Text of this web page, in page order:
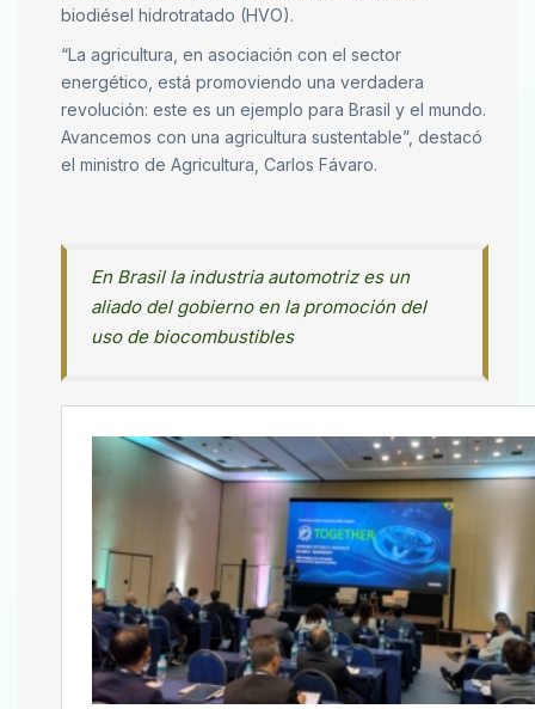
biodiésel hidrotratado (HVO).
“La agricultura, en asociación con el sector
energético, está promoviendo una verdadera
revolución: este es un ejemplo para Brasil y el mundo.
Avancemos con una agricultura sustentable”, destacó
el ministro de Agricultura, Carlos Fávaro.
En Brasil la industria automotriz es un
aliado del gobierno en la promoción del
uso de biocombustibles